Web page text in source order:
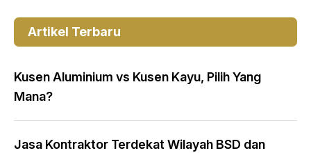
Artikel Terbaru
Kusen Aluminium vs Kusen Kayu, Pilih Yang
Mana?
Jasa Kontraktor Terdekat Wilayah BSD dan